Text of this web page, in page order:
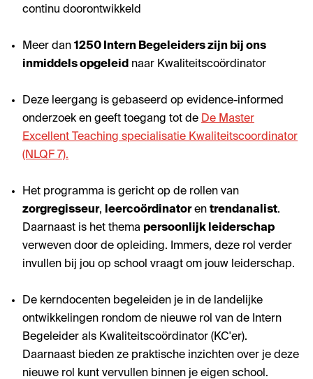
continu doorontwikkeld
Meer dan 1250 Intern Begeleiders zijn bij ons
inmiddels opgeleid naar Kwaliteitscoördinator
Deze leergang is gebaseerd op evidence-informed
onderzoek en geeft toegang tot de De Master
Excellent Teaching specialisatie Kwaliteitscoordinator
(NLQF 7).
Het programma is gericht op de rollen van
zorgregisseur, leercoördinatoren trendanalist.
Daarnaast is het thema persoonlijk leiderschap
verweven door de opleiding. Immers, deze rol verder
invullen bij jou op school vraagt om jouw leiderschap.
De kerndocenten begeleiden je in de landelijke
ontwikkelingen rondom de nieuwe rol van de Intern
Begeleider als Kwaliteitscoördinator (KC'er).
Daarnaast bieden ze praktische inzichten over je deze
nieuwe rol kunt vervullen binnen je eigen school.